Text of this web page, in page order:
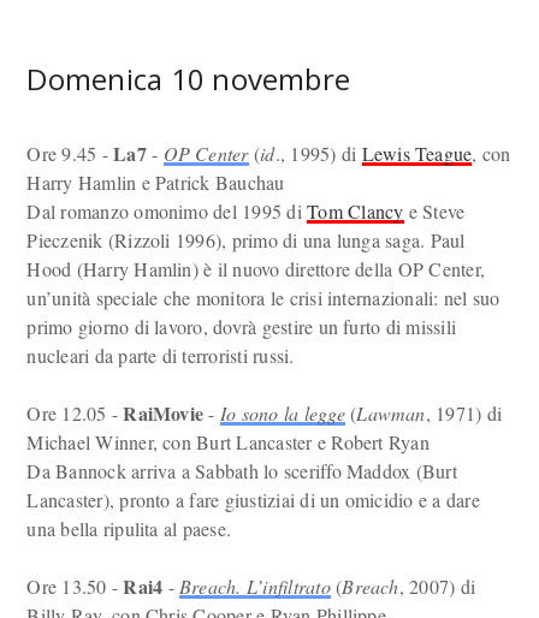
Domenica 10 novembre
Ore 9.45 -La7- OP Center(id., 1995) di Lewis Teague, con
Harry Hamlin e Patrick Bauchau
Dal romanzo omonimo del 1995 diTom Clancy e Steve
Pieczenik (Rizzoli 1996), primo di una lunga saga. Paul
Hood (Harry Hamlin) è il nuovo direttore della OP Center,
un’unità speciale che monitora le crisi internazionali: nel suo
primo giorno di lavoro, dovrà gestire un furto di missili
nucleari da parte di terroristi russi.
Ore 12.05 -RaiMovie- Io sono la legge(Lawman, 1971) di
Michael Winner, con Burt Lancaster e Robert Ryan
Da Bannock arriva a Sabbath lo sceriffo Maddox (Burt
Lancaster), pronto a fare giustiziai di un omicidio e a dare
una bella ripulita al paese.
Ore 13.50 -Rai4 - Breach. L’infiltrato(Breach, 2007) di